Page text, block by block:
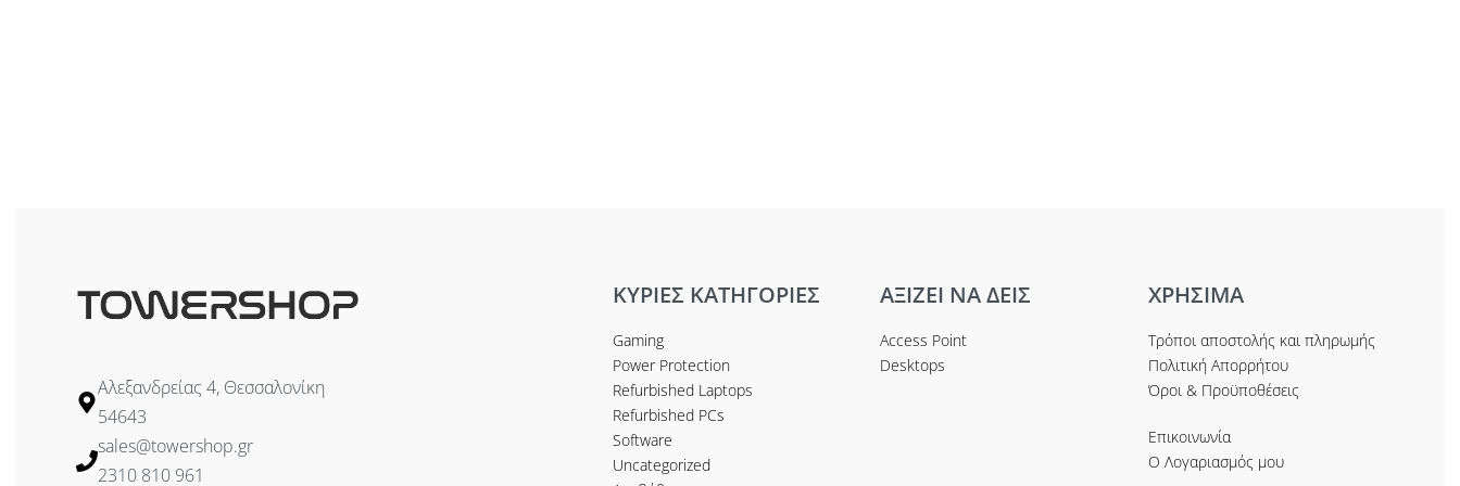
Αλεξανδρείας 4, Θεσσαλονίκη
54643
sales@towershop.gr
2310 810 961
ΚΥΡΙΕΣ ΚΑΤΗΓΟΡΙΕΣ
Gaming
Power Protection
Refurbished Laptops
Refurbished PCs
Software
Uncategorized
ΑΞΙΖΕΙ ΝΑ ΔΕΙΣ
Access Point
Desktops
ΧΡΗΣΙΜΑ
Τρόποι αποστολής και πληρωμής
Πολιτική Απορρήτου
Όροι & Προϋποθέσεις
Επικοινωνία
Ο Λογαριασμός μου